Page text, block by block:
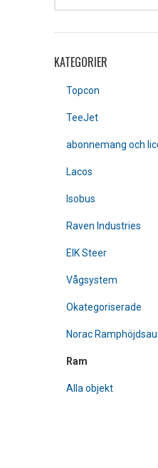
KATEGORIER
Topcon
TeeJet
abonnemang och
Lacos
Isobus
Raven Industries
EIK Steer
Vågsystem
Okategoriserade
Norac
Ram
Alla objekt